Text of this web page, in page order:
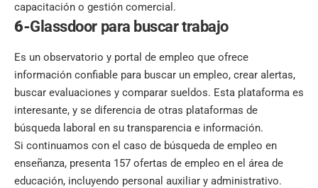
capacitación o gestión comercial.
6-Glassdoor para buscar trabajo
Es un observatorio y portal de empleo que ofrece
información confiable para buscar un empleo, crear alertas,
buscar evaluaciones y comparar sueldos. Esta plataforma es
interesante, y se diferencia de otras plataformas de
búsqueda laboral en su transparencia e información.
Si continuamos con el caso de búsqueda de empleo en
enseñanza, presenta 157 ofertas de empleo en el área de
educación, incluyendo personal auxiliar y administrativo.